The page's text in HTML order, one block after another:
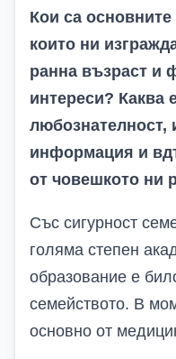
Кои са
които ни
ранна възраст и
интереси? Каква
любознателност,
информация и
от човешкото ни
Със сигурност
голяма степен
образование е
семейството. В
основно от